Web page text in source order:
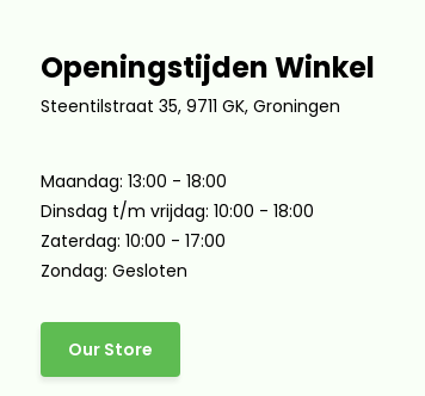
Openingstijden Winkel
Steentilstraat 35, 9711 GK, Groningen
Maandag: 13:00 - 18:00
Dinsdag t/m vrijdag: 10:00 - 18:00
Zaterdag: 10:00 - 17:00
Zondag: Gesloten
Our Store